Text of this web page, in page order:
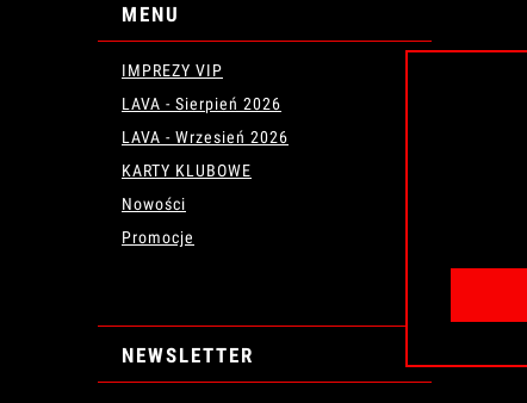
MENU
IMPREZY VIP
LAVA - Sierpień 2026
LAVA - Wrzesień 2026
KARTY KLUBOWE
Nowości
Promocje
NEWSLETTER